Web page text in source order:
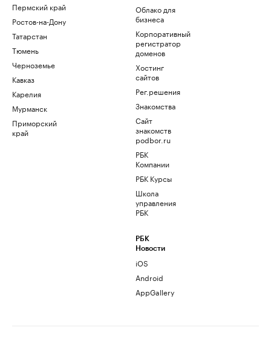
Пермский край
Ростов-на-Дону
Татарстан
Тюмень
Черноземье
Кавказ
Карелия
Мурманск
Приморский
край
Облако для
бизнеса
Корпоративный
регистратор
доменов
Хостинг
сайтов
Рег.решения
Знакомства
Сайт
знакомств
podbor.ru
РБК
Компании
РБК Курсы
Школа
управления
РБК
РБК
Новости
iOS
Android
AppGallery